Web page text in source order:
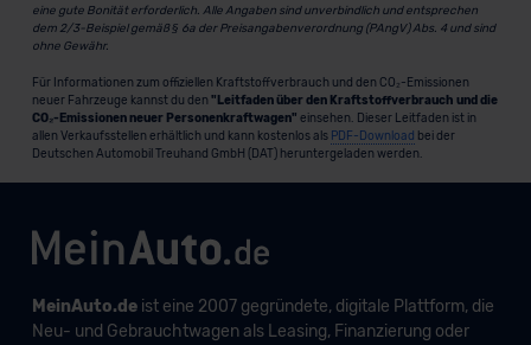
eine gute Bonität erforderlich. Alle Angaben sind unverbindlich und entsprechen
dem 2/3-Beispiel gemäß § 6a der Preisangabenverordnung (PAngV) Abs. 4 und sind
ohne Gewähr.
Für Informationen zum offiziellen Kraftstoffverbrauch und den CO₂-Emissionen
neuer Fahrzeuge kannst du den "Leitfaden über den Kraftstoffverbrauch und die
CO₂-Emissionen neuer Personenkraftwagen" einsehen. Dieser Leitfaden ist in
allen Verkaufsstellen erhältlich und kann kostenlos als PDF-Download bei der
Deutschen Automobil Treuhand GmbH (DAT) heruntergeladen werden.
MeinAuto.deist eine 2007 gegründete, digitale Plattform, die
Neu- und Gebrauchtwagen als Leasing, Finanzierung oder